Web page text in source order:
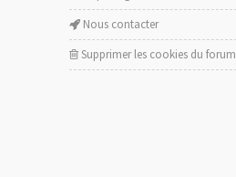
Nous contacter
Supprimer les cookies du forum